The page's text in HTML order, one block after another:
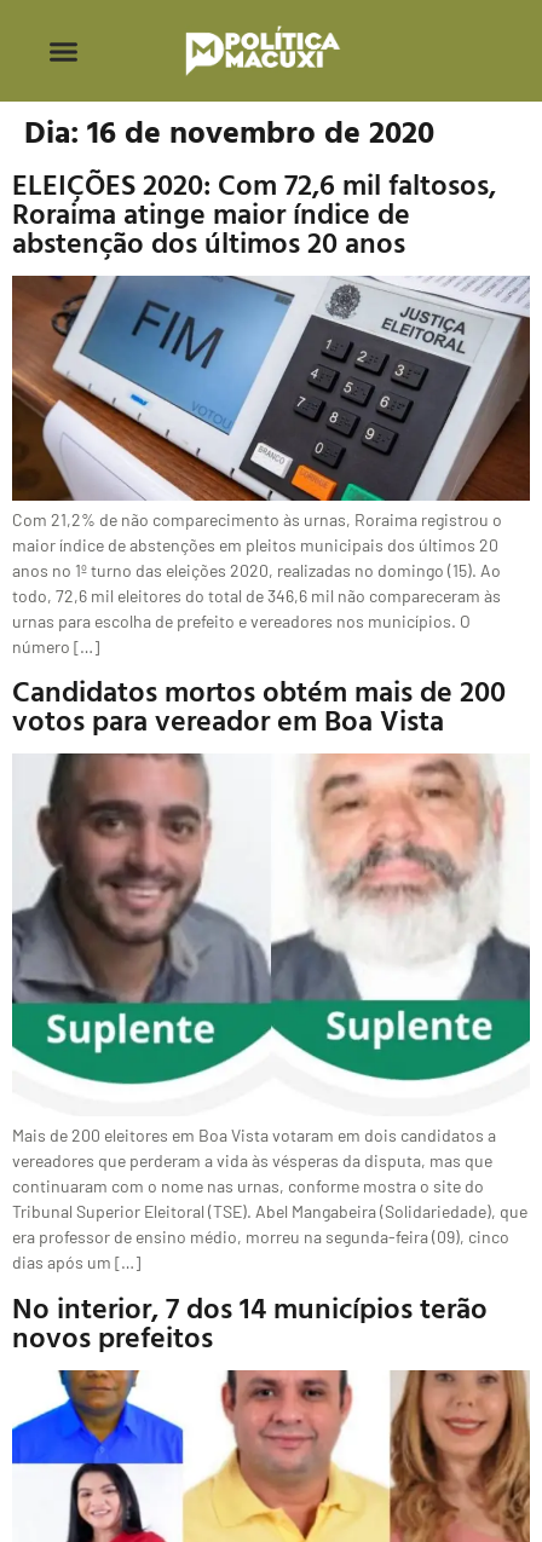
Dia: 16 de novembro de 2020
ELEIÇÕES 2020: Com 72,6 mil faltosos,
Roraima atinge maior índice de
abstenção dos últimos 20 anos
Com 21,2% de não comparecimento às urnas, Roraima registrou o
maior índice de abstenções em pleitos municipais dos últimos 20
anos no 1º turno das eleições 2020, realizadas no domingo (15). Ao
todo, 72,6 mil eleitores do total de 346,6 mil não compareceram às
urnas para escolha de prefeito e vereadores nos municípios. O
número […]
Candidatos mortos obtém mais de 200
votos para vereador em Boa Vista
Mais de 200 eleitores em Boa Vista votaram em dois candidatos a
vereadores que perderam a vida às vésperas da disputa, mas que
continuaram com o nome nas urnas, conforme mostra o site do
Tribunal Superior Eleitoral (TSE). Abel Mangabeira (Solidariedade), que
era professor de ensino médio, morreu na segunda-feira (09), cinco
dias após um […]
No interior, 7 dos 14 municípios terão
novos prefeitos